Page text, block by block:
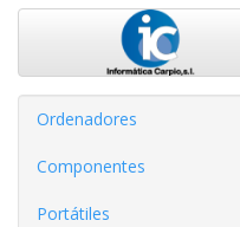
Ordenadores
Componentes
Portátiles